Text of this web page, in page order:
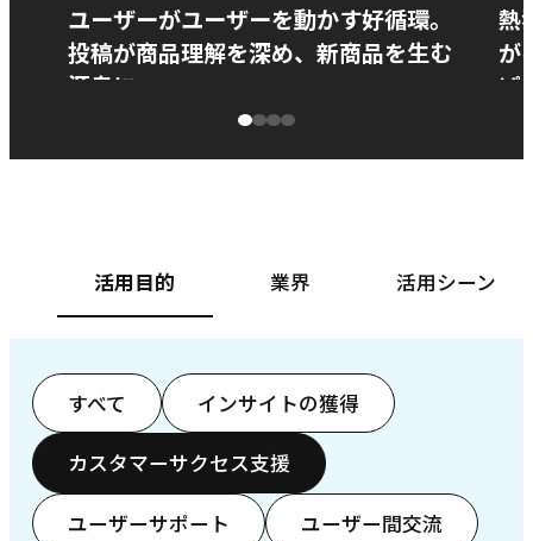
ユーザーがユーザーを動かす好循環。
投稿が商品理解を深め、新商品を生む
源泉に
熱
が
ぱ
活用目的 業界 活用シーン
すべて インサイトの獲得
カスタマーサクセス支援
ユーザーサポート ユーザー間交流